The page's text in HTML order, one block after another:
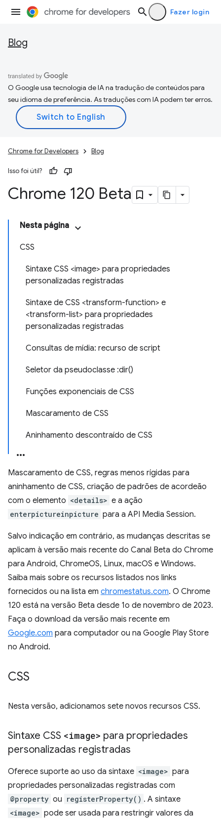
Fazer login
Blog
O Google usa tecnologia de IA na tradução de conteúdos para
seu idioma de preferência. As traduções com IA podem ter erros.
Chrome for Developers Blog
Isso foi útil?
Chrome 120 Beta
Nesta página
CSS
Sintaxe CSS <image> para propriedades
personalizadas registradas
Sintaxe de CSS <transform-function> e
<transform-list> para propriedades
personalizadas registradas
Consultas de mídia: recurso de script
Seletor da pseudoclasse :dir()
Funções exponenciais de CSS
Mascaramento de CSS
Aninhamento descontraído de CSS
Mascaramento de CSS, regras menos rígidas para
aninhamento de CSS, criação de padrões de acordeão
com o elemento <details> e a ação
enterpictureinpicture para a API Media Session.
Salvo indicação em contrário, as mudanças descritas se
aplicam à versão mais recente do Canal Beta do Chrome
para Android, ChromeOS, Linux, macOS e Windows.
Saiba mais sobre os recursos listados nos links
fornecidos ou na lista em chromestatus.com. O Chrome
120 está na versão Beta desde 1o de novembro de 2023.
Faça o download da versão mais recente em
Google.com para computador ou na Google Play Store
no Android.
CSS
Nesta versão, adicionamos sete novos recursos CSS.
Sintaxe CSS <image> para propriedades
personalizadas registradas
Oferece suporte ao uso da sintaxe <image> para
propriedades personalizadas registradas com
@property ou registerProperty() . A sintaxe
<image> pode ser usada para restringir valores da